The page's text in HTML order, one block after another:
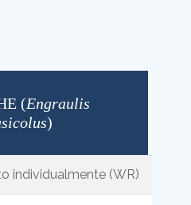
(Engraulis
)
individualmente (WR)